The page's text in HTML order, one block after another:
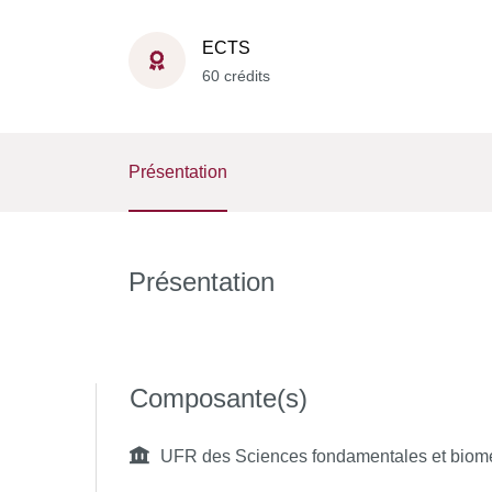
ECTS
60 crédits
Présentation
Présentation
Composante(s)
UFR des Sciences fondamentales et